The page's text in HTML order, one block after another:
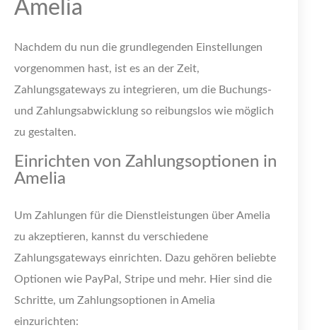
Amelia
Nachdem du nun die grundlegenden Einstellungen
vorgenommen hast, ist es an der Zeit,
Zahlungsgateways zu integrieren, um die Buchungs-
und Zahlungsabwicklung so reibungslos wie möglich
zu gestalten.
Einrichten von Zahlungsoptionen in
Amelia
Um Zahlungen für die Dienstleistungen über Amelia
zu akzeptieren, kannst du verschiedene
Zahlungsgateways einrichten. Dazu gehören beliebte
Optionen wie PayPal, Stripe und mehr. Hier sind die
Schritte, um Zahlungsoptionen in Amelia
einzurichten: